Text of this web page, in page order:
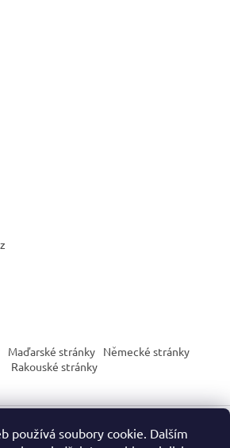
používá soubory cookie. Dalším
Maďarské stránky
Německé stránky
Rakouské stránky
Vytvořil Shoptet